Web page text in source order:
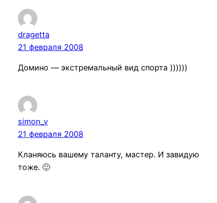
dragetta
21 февраля 2008
Домино — экстремальный вид спорта ))))))
simon_v
21 февраля 2008
Кланяюсь вашему таланту, мастер. И завидую
тоже. 🙂